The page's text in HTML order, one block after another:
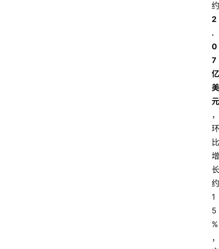
约
2
.
0
7
亿
美
元
，
环
比
增
长
约
1
5
%
，